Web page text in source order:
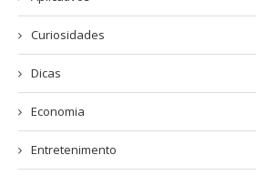
Curiosidades
Dicas
Economia
Entretenimento